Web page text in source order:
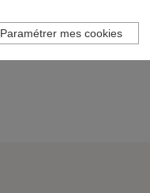
Paramétrer mes cookies